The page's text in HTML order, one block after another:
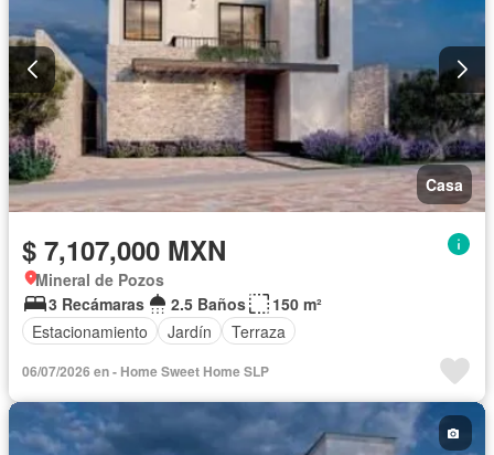
Casa
$ 7,107,000 MXN
Mineral de Pozos
3 Recámaras
2.5 Baños
150 m²
Estacionamiento
Jardín Terraza
06/07/2026 en - Home Sweet Home SLP